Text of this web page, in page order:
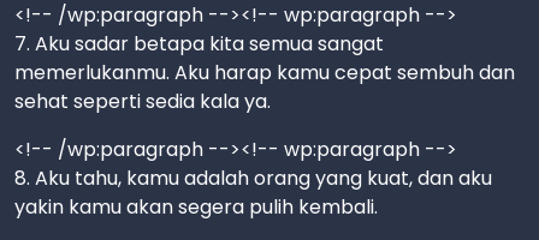
<!-- /wp:paragraph --><!-- wp:paragraph -->
7. Aku sadar betapa kita semua sangat
memerlukanmu. Aku harap kamu cepat sembuh dan
sehat seperti sedia kala ya.
<!-- /wp:paragraph --><!-- wp:paragraph -->
8. Aku tahu, kamu adalah orang yang kuat, dan aku
yakin kamu akan segera pulih kembali.